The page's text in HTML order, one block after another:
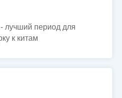
лучший период для
к китам